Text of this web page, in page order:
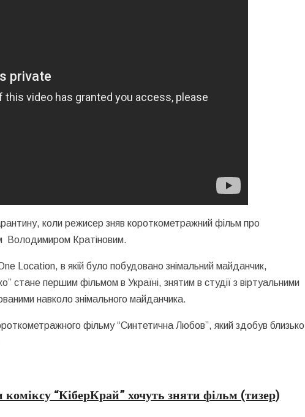
коли режисер зняв короткометражний фільм про
Володимиром Кратіновим.
Location, в якій було побудовано знімальний майданчик,
першим фільмом в Україні, знятим в студії з віртуальними
навколо знімального майданчика.
фільму “Синтетична Любов”, який здобув близько
“КіберКрай” хочуть зняти фільм (тизер)